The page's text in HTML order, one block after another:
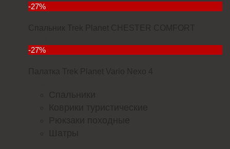
-27%
-27%